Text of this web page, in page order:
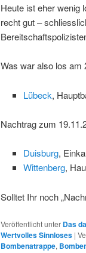
Heute ist eher wenig
recht gut –
Was war also los am
Lübeck,
Nachtrag zum
Duisburg,
Wittenberg,
Solltet Ihr noch
Veröffentlicht unter Das
Wertvolles Sinnloses |
Bombenatrappe,